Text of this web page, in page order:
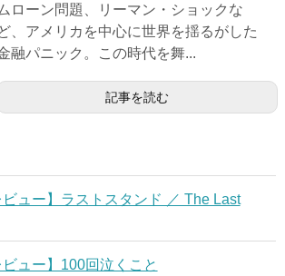
ムローン問題、リーマン・ショックな
、アメリカを中心に世界を揺るがした
融パニック。この時代を舞...
記事を読む
ビュー】ラストスタンド ／ The Last
ビュー】100回泣くこと